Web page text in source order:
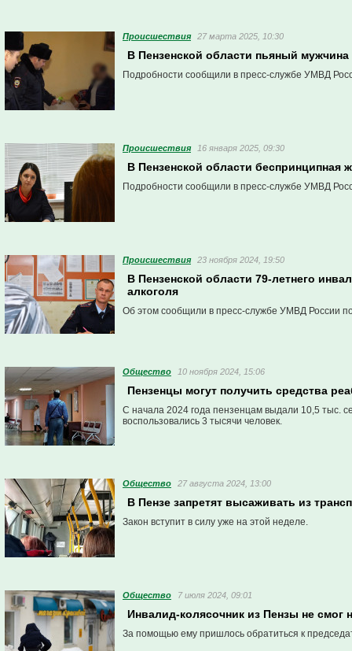
Проиcшествия 27 марта 2025, 10:30
В Пензенской области пьяный
Подробности сообщили в пресс-службе УМВД
Проиcшествия 16 января 2025, 09:30
В Пензенской области беспринципная
Подробности сообщили в пресс-службе УМВД
Проиcшествия 23 ноября 2024, 19:50
В Пензенской области 79-летнего
алкоголя
Об этом сообщили в пресс-службе УМВД России
Общество 10 ноября 2024, 15:06
Пензенцы могут получить средства
С начала 2024 года пензенцам выдали 10,5 тыс.
воспользовались 3 тысячи человек.
Общество 27 августа 2024, 13:00
В Пензе запретят высаживать из
Закон вступит в силу уже на этой неделе.
Общество 7 июля 2024, 09:01
Инвалид-колясочник из Пензы не смог
За помощью ему пришлось обратиться к